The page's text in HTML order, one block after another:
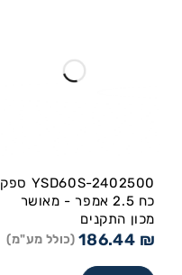
YSD60S-2402500 ספק
כח 2.5 אמפר - מאושר
מכון התקנים
186.44 ₪ (כולל מע"מ)